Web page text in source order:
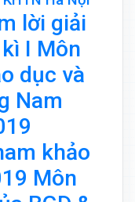
lời giải
I Môn
dục và
Nam
khảo
Môn